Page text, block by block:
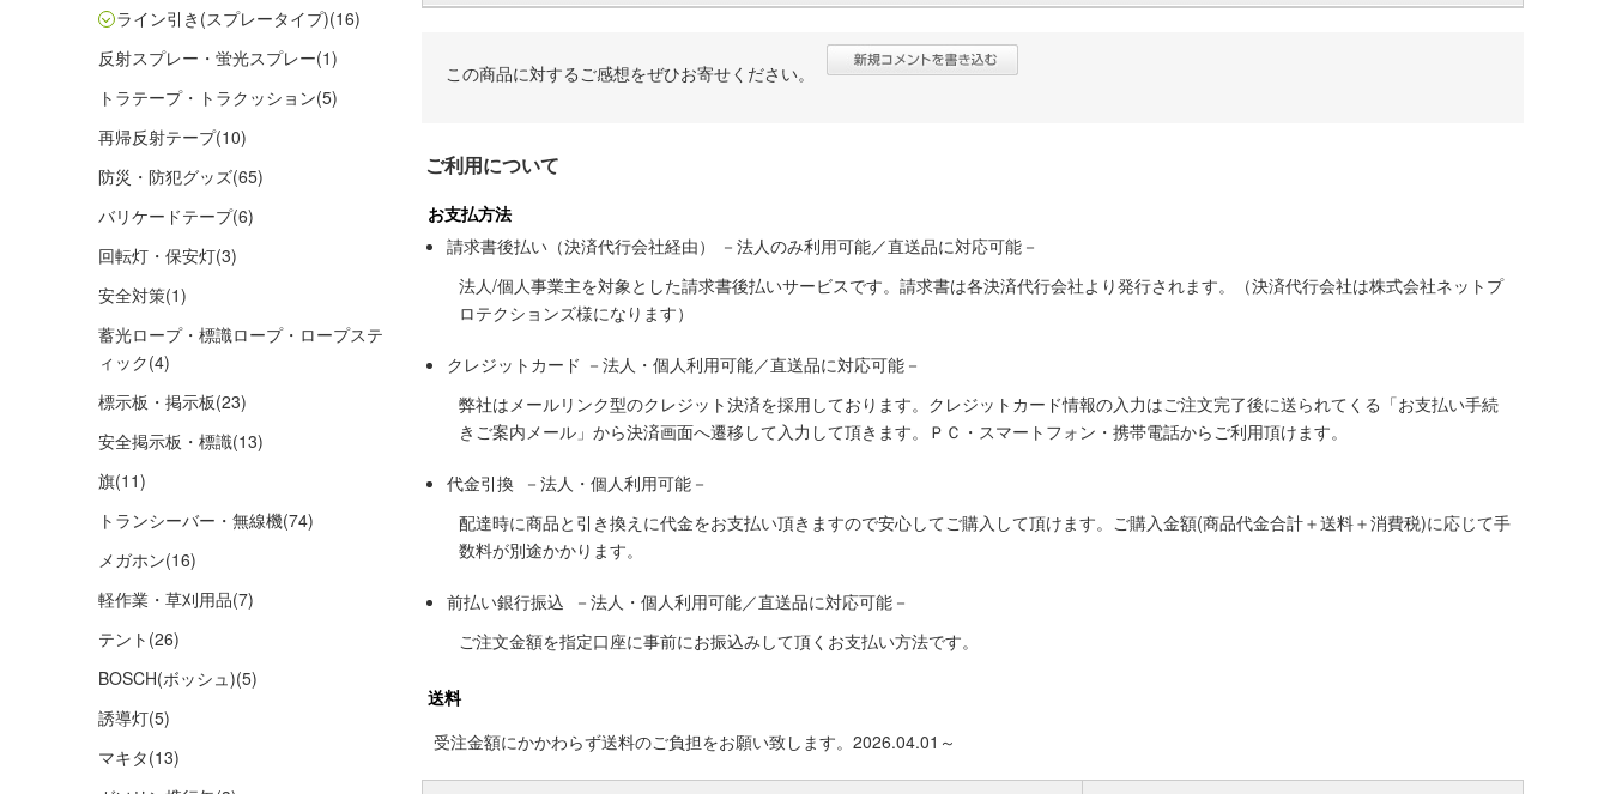
ライン引き(スプレータイプ)(16)
反射スプレー・蛍光スプレー(1)
トラテープ・トラクッション(5)
再帰反射テープ(10)
防災・防犯グッズ(65)
バリケードテープ(6)
回転灯・保安灯(3)
安全対策(1)
蓄光ロープ・標識ロープ・ロープステ
ィック(4)
標示板・掲示板(23)
安全掲示板・標識(13)
旗(11)
トランシーバー・無線機(74)
メガホン(16)
軽作業・草刈用品(7)
テント (26)
BOSCH(ボッシュ)(5)
誘導灯(5)
マキタ(13)
この商品に対するご感想をぜひお寄せください。
ご利用について
お支払方法
請求書後払い（決済代行会社経由） －法人のみ利用可能／直送品に対応可能－
法人/個人事業主を対象とした請求書後払いサービスです。請求書は各決済代行会社より発行されます。（決済代行会社は株式会社ネットプ
ロテクションズ様になります）
クレジットカード －法人・個人利用可能／直送品に対応可能－
弊社はメールリンク型のクレジット決済を採用しております。クレジットカード情報の入力はご注文完了後に送られてくる「お支払い手続
きご案内メール」から決済画面へ遷移して入力して頂きます。ＰＣ・スマートフォン・携帯電話からご利用頂けます。
代金引換 －法人・個人利用可能－
配達時に商品と引き換えに代金をお支払い頂きますので安心してご購入して頂けます。ご購入金額(商品代金合計＋送料＋消費税)に応じて手
数料が別途かかります。
前払い銀行振込 －法人・個人利用可能／直送品に対応可能－
ご注文金額を指定口座に事前にお振込みして頂くお支払い方法です。
送料
受注金額にかかわらず送料のご負担をお願い致します。2026.04.01～